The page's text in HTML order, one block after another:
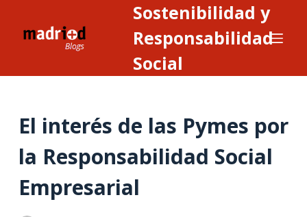
Sostenibilidad y
Responsabilidad
Social
El interés de las Pymes por
la Responsabilidad Social
Empresarial